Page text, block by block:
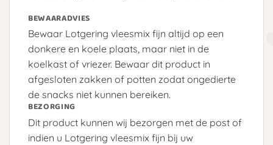
BEWAARADVIES
Bewaar Lotgering vleesmix fijn altijd op een
donkere en koele plaats, maar niet in de
koelkast of vriezer. Bewaar dit product in
afgesloten zakken of potten zodat ongedierte
de snacks niet kunnen bereiken.
BEZORGING
Dit product kunnen wij bezorgen met de post of
indien u Lotgering vleesmix fijn bij uw